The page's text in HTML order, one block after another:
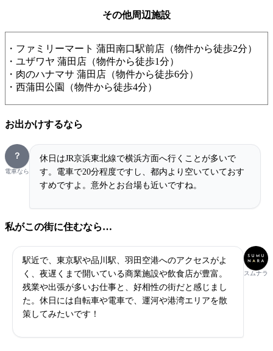
その他周辺施設
・ファミリーマート 蒲田南口駅前店（物件から徒歩2分）
・ユザワヤ 蒲田店（物件から徒歩1分）
・肉のハナマサ 蒲田店（物件から徒歩6分）
・西蒲田公園（物件から徒歩4分）
お出かけするなら
？
電車なら
​​休日はJR京浜東北線で横浜方面へ行くことが多いで
す。電車で20分程度ですし、都内より空いていておす
すめですよ。意外とお台場も近いですね。
私がこの街に住むなら…
スムナラ
駅近で、東京駅や品川駅、羽田空港へのアクセスがよ
く、夜遅くまで開いている商業施設や飲食店が豊富。
残業や出張が多いお仕事と、好相性の街だと感じまし
た。休日には自転車や電車で、運河や港湾エリアを散
策してみたいです！